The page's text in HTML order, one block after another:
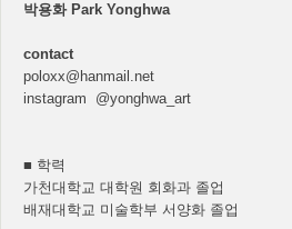
박용화 Park Yonghwa
contact
poloxx@hanmail.net
instagram @yonghwa_art
■ 학력
가천대학교 대학원 회화과 졸업
배재대학교 미술학부 서양화 졸업